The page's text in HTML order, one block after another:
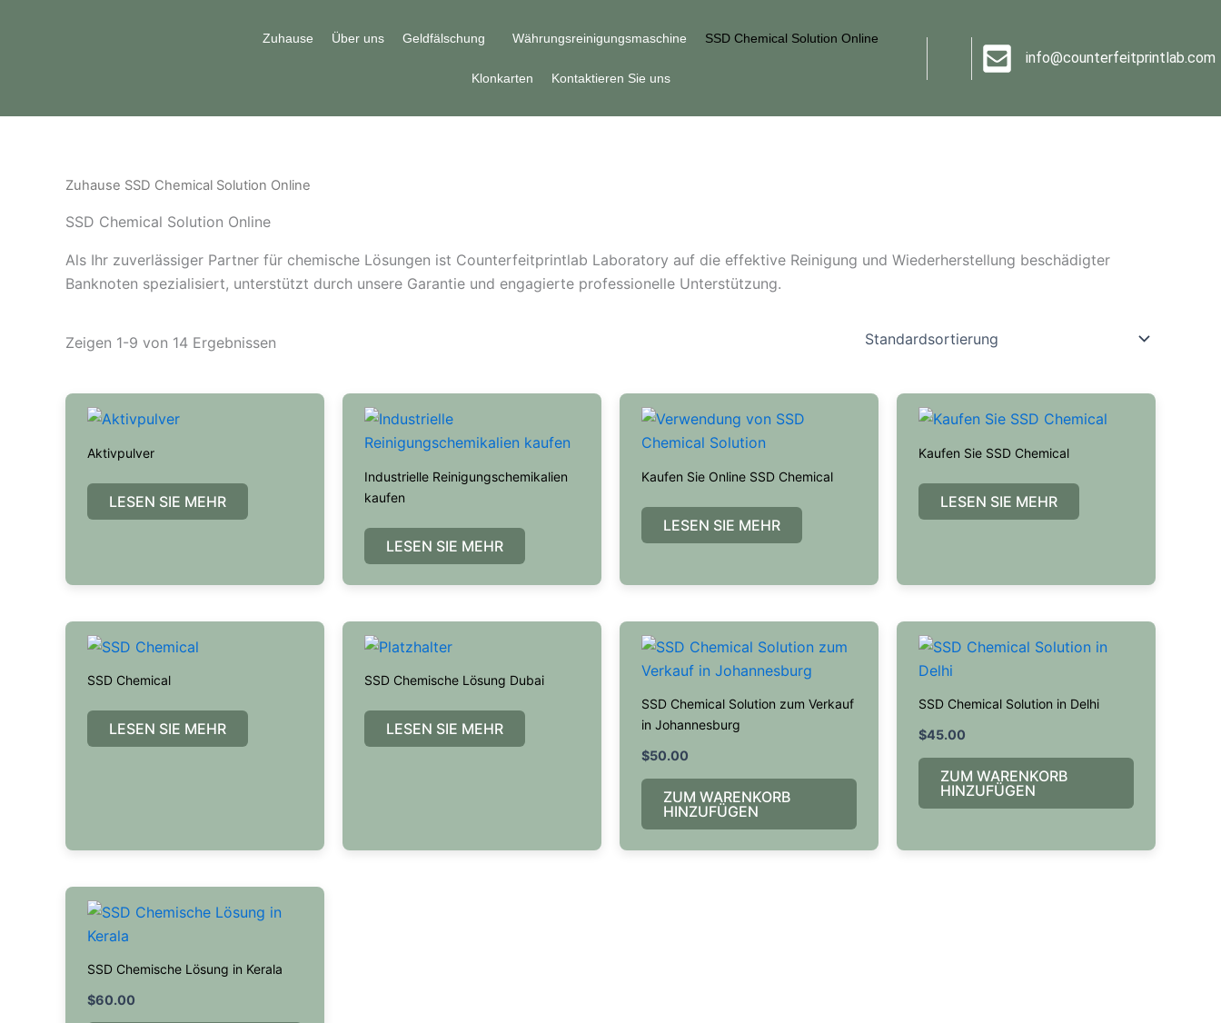
Zuhause Über uns Geldfälschung Währungsreinigungsmaschine SSD Chemical Solution Online
Klonkarten Kontaktieren Sie uns
info@counterfeitprintlab.com
Zuhause SSD Chemical Solution Online
SSD Chemical Solution Online
Als Ihr zuverlässiger Partner für chemische Lösungen ist Counterfeitprintlab Laboratory auf die effektive Reinigung und Wiederherstellung beschädigter
Banknoten spezialisiert, unterstützt durch unsere Garantie und engagierte professionelle Unterstützung.
Zeigen 1-9 von 14 Ergebnissen
Aktivpulver
LESEN SIE MEHR
Industrielle Reinigungschemikalien
kaufen
LESEN SIE MEHR
Kaufen Sie Online SSD Chemical
LESEN SIE MEHR
Kaufen Sie SSD Chemical
LESEN SIE MEHR
SSD Chemical
LESEN SIE MEHR
SSD Chemische Lösung Dubai
LESEN SIE MEHR
SSD Chemical Solution zum Verkauf
in Johannesburg
$50.00
ZUM WARENKORB
HINZUFÜGEN
SSD Chemical Solution in Delhi
$45.00
ZUM WARENKORB
HINZUFÜGEN
SSD Chemische Lösung in Kerala
$60.00